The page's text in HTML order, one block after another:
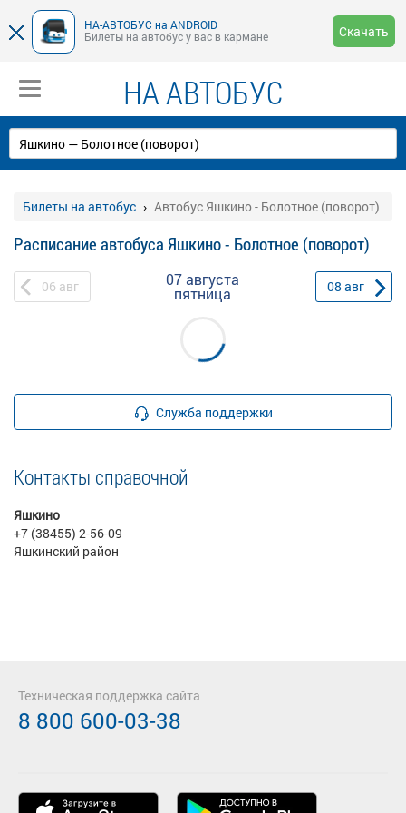
НА-АВТОБУС на ANDROID
Билеты на автобус у вас в кармане
Скачать
НА АВТОБУС
Билеты на автобус Автобус Яшкино - Болотное (поворот)
Расписание автобуса Яшкино - Болотное (поворот)
06 авг 07 августа
пятница 08 авг
Служба поддержки
Контакты справочной
Яшкино
+7 (38455) 2-56-09
Яшкинский район
Техническая поддержка сайта
8 800 600-03-38